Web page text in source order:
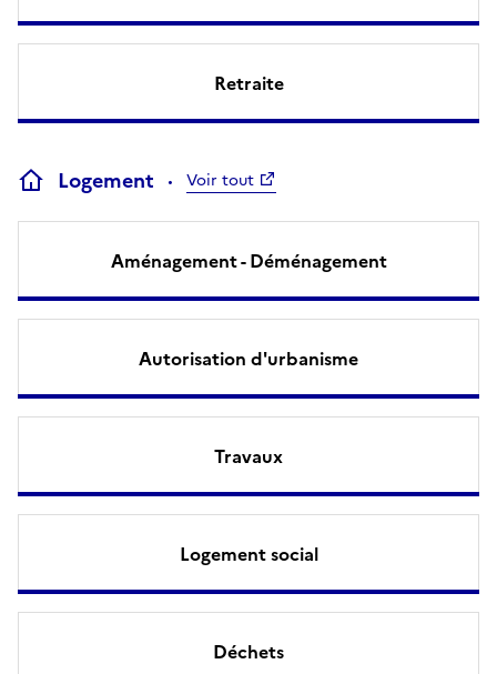
Retraite
Logement Voir tout
Aménagement - Déménagement
Autorisation d'urbanisme
Travaux
Logement social
Déchets